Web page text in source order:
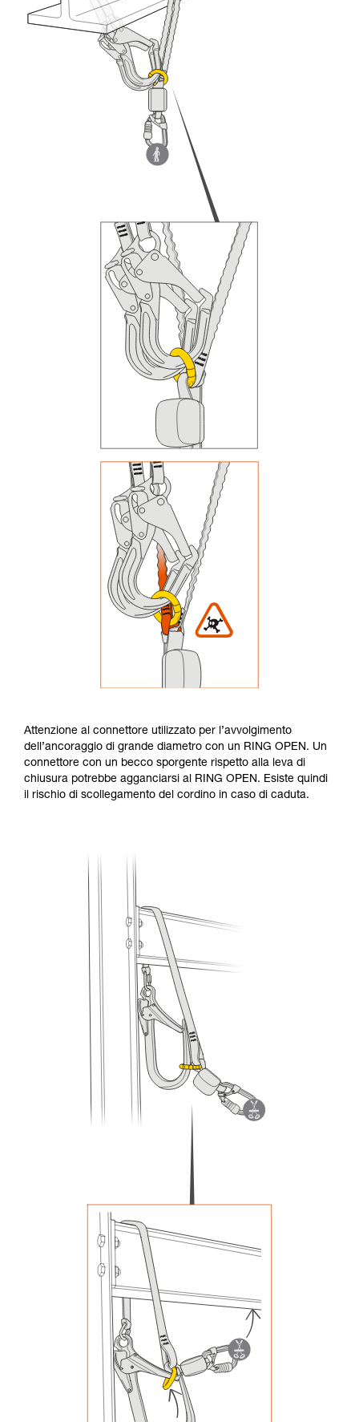
Attenzione al connettore utilizzato per l’avvolgimento
dell’ancoraggio di grande diametro con un RING OPEN. Un
connettore con un becco sporgente rispetto alla leva di
chiusura potrebbe agganciarsi al RING OPEN. Esiste quindi
il rischio di scollegamento del cordino in caso di caduta.